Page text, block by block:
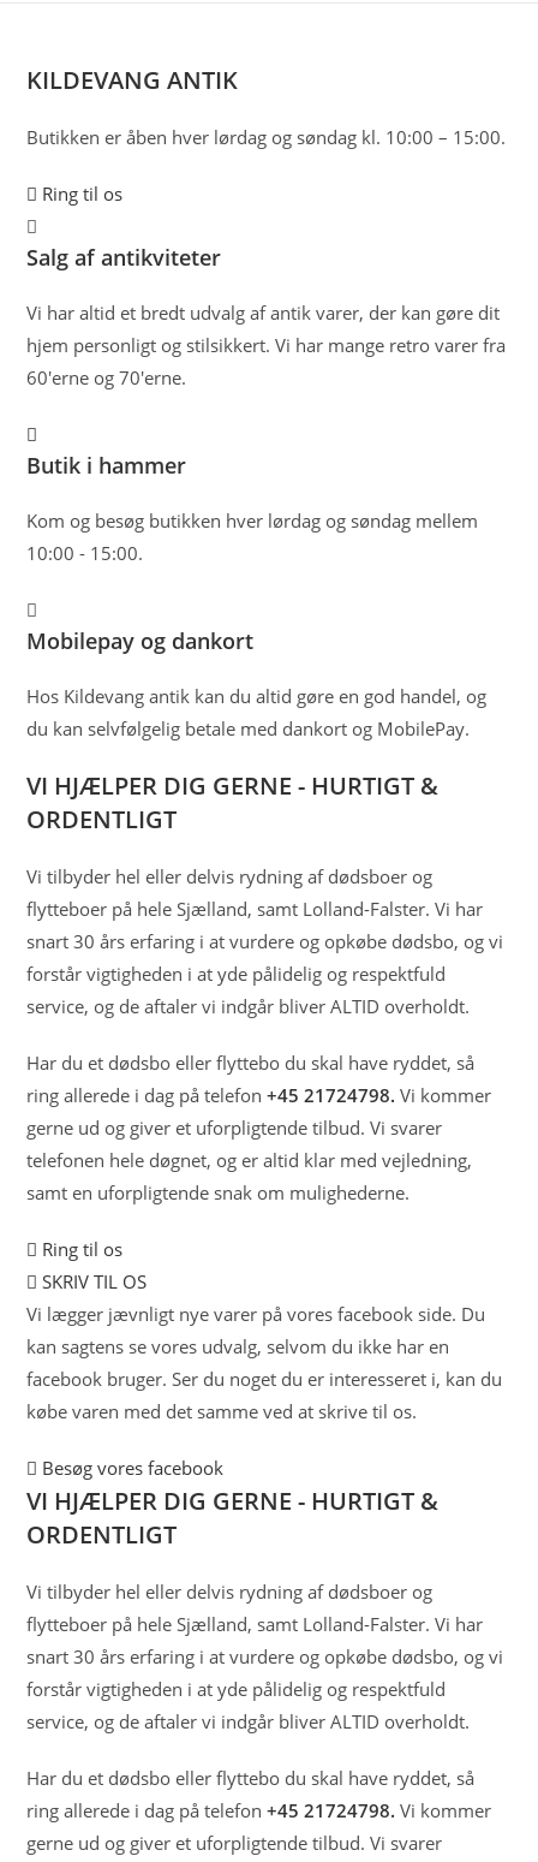
contentKILDEVANG ANTIK
Butikken er åben hver lørdag og søndag kl. 10:00 – 15:00.
Ring til os
Salg af antikviteter
Vi har altid et bredt udvalg af antik varer, der kan gøre dit
hjem personligt og stilsikkert. Vi har mange retro varer fra
60'erne og 70'erne.
Butik i hammer
Kom og besøg butikken hver lørdag og søndag mellem
10:00 - 15:00.
Mobilepay og dankort
Hos Kildevang antik kan du altid gøre en god handel, og
du kan selvfølgelig betale med dankort og MobilePay.
VI HJÆLPER DIG GERNE - HURTIGT &
ORDENTLIGT
Vi tilbyder hel eller delvis rydning af dødsboer og
flytteboer på hele Sjælland, samt Lolland-Falster. Vi har
snart 30 års erfaring i at vurdere og opkøbe dødsbo, og vi
forstår vigtigheden i at yde pålidelig og respektfuld
service, og de aftaler vi indgår bliver ALTID overholdt.
Har du et dødsbo eller flyttebo du skal have ryddet, så
ring allerede i dag på telefon +45 21724798. Vi kommer
gerne ud og giver et uforpligtende tilbud. Vi svarer
telefonen hele døgnet, og er altid klar med vejledning,
samt en uforpligtende snak om mulighederne.
Ring til os
SKRIV TIL OS
Vi lægger jævnligt nye varer på vores facebook side. Du
kan sagtens se vores udvalg, selvom du ikke har en
facebook bruger. Ser du noget du er interesseret i, kan du
købe varen med det samme ved at skrive til os.
Besøg vores facebook
VI HJÆLPER DIG GERNE - HURTIGT &
ORDENTLIGT
Vi tilbyder hel eller delvis rydning af dødsboer og
flytteboer på hele Sjælland, samt Lolland-Falster. Vi har
snart 30 års erfaring i at vurdere og opkøbe dødsbo, og vi
forstår vigtigheden i at yde pålidelig og respektfuld
service, og de aftaler vi indgår bliver ALTID overholdt.
Har du et dødsbo eller flyttebo du skal have ryddet, så
ring allerede i dag på telefon +45 21724798. Vi kommer
gerne ud og giver et uforpligtende tilbud. Vi svarer